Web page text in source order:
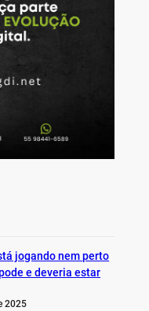
jogando nem perto
e deveria estar
2025